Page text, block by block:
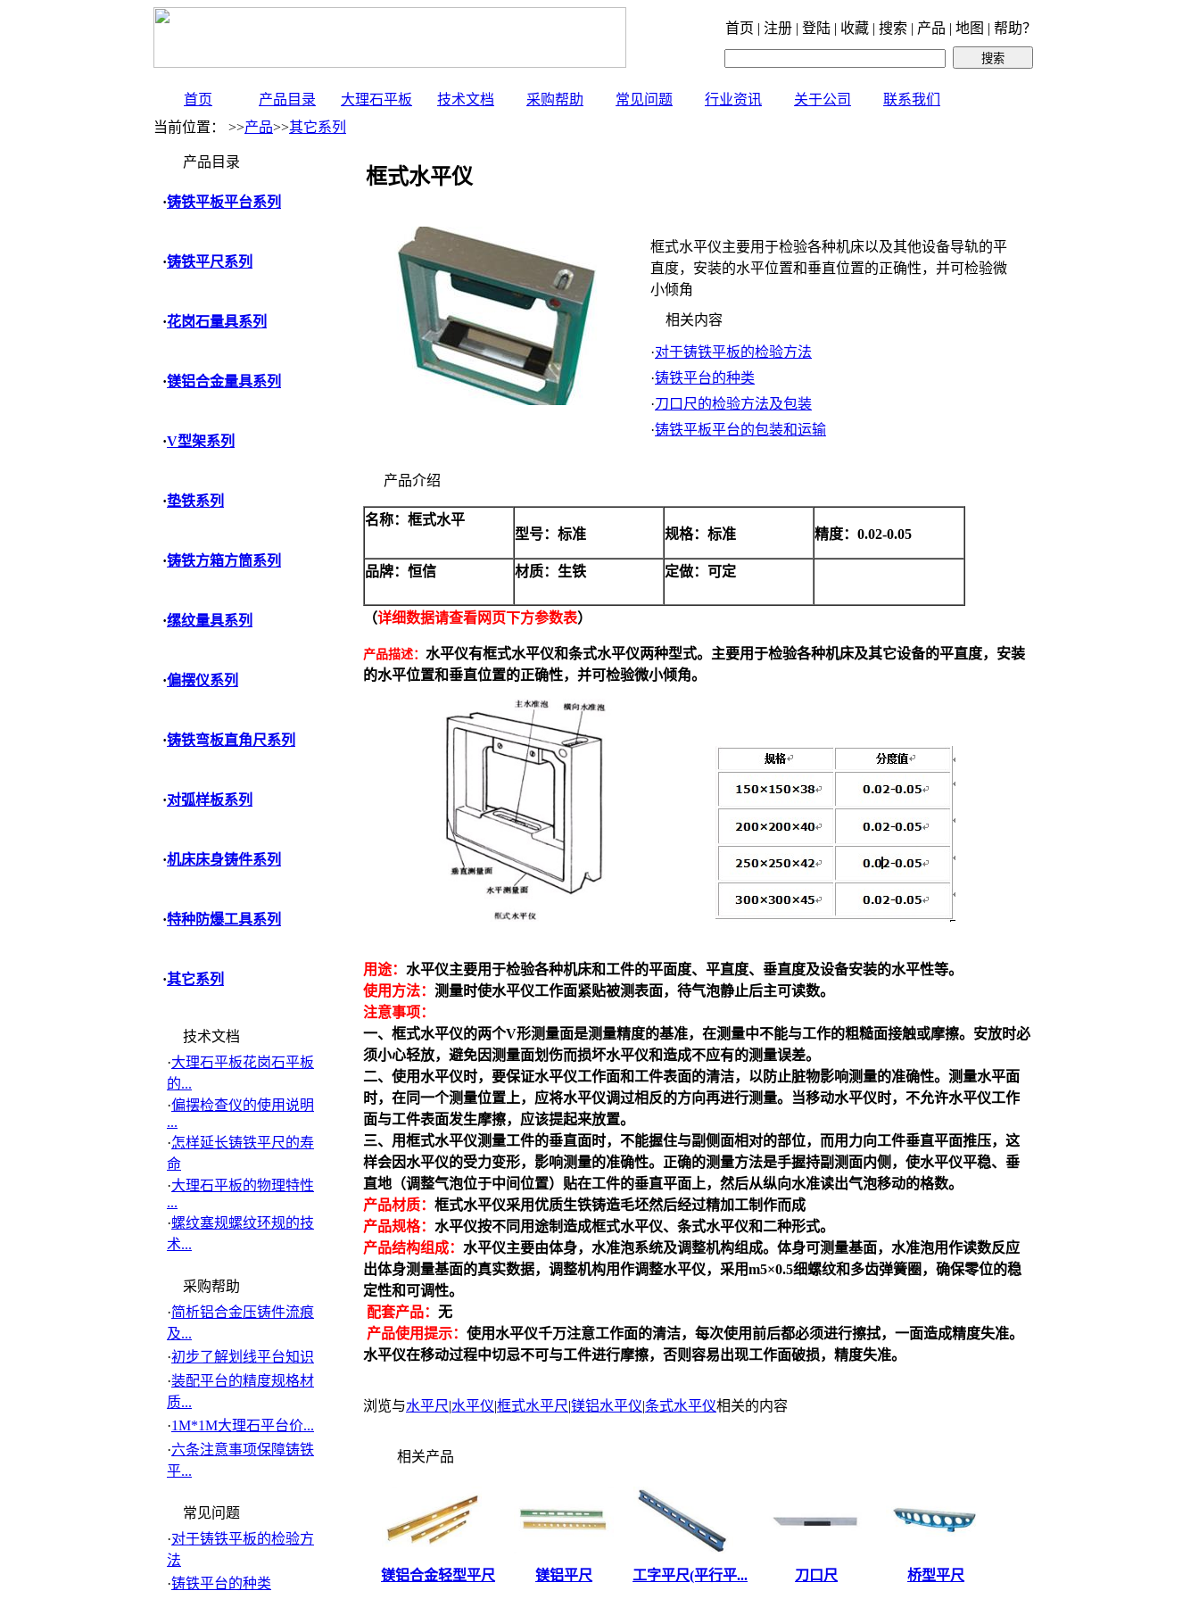
首页 | 注册 | 登陆 | 收藏 | 搜索 | 产品 | 地图 | 帮助？
首页 产品目录 大理石平板 技术文档 采购帮助 常见问题 行业资讯 关于公司
联系我们
当前位置： >>产品>>其它系列
产品目录
·铸铁平板平台系列
·铸铁平尺系列
·花岗石量具系列
·镁铝合金量具系列
·V型架系列
·垫铁系列
·铸铁方箱方筒系列
·缧纹量具系列
·偏摆仪系列
·铸铁弯板直角尺系列
·对弧样板系列
·机床床身铸件系列
·特种防爆工具系列
·其它系列
技术文档
·大理石平板花岗石平板
的...
·偏摆检查仪的使用说明
...
·怎样延长铸铁平尺的寿
命
·大理石平板的物理特性
...
·螺纹塞规螺纹环规的技
术...
采购帮助
·简析铝合金压铸件流痕
及...
·初步了解划线平台知识
·装配平台的精度规格材
质...
·1M*1M大理石平台价...
·六条注意事项保障铸铁
平...
常见问题
·对于铸铁平板的检验方
法
·铸铁平台的种类
框式水平仪
框式水平仪主要用于检验各种机床以及其他设备导轨的平
直度，安装的水平位置和垂直位置的正确性，并可检验微
小倾角
相关内容
·对于铸铁平板的检验方法
·铸铁平台的种类
·刀口尺的检验方法及包装
·铸铁平板平台的包装和运输
产品介绍
名称：框式水平
型号：标准
规格：标准 精度： 0.02-0.05
品牌：恒信 材质：生铁 定做：可定
（详细数据请查看网页下方参数表）
产品描述： 水平仪有框式水平仪和条式水平仪两种型式。主要用于检验各种机床及其它设备的平直度，安装
的水平位置和垂直位置的正确性，并可检验微小倾角。
用途： 水平仪主要用于检验各种机床和工件的平面度、平直度、垂直度及设备安装的水平性等。
使用方法： 测量时使水平仪工作面紧贴被测表面，待气泡静止后主可读数。
注意事项：
一、框式水平仪的两个V形测量面是测量精度的基准，在测量中不能与工作的粗糙面接触或摩擦。安放时必
须小心轻放，避免因测量面划伤而损坏水平仪和造成不应有的测量误差。
二、使用水平仪时，要保证水平仪工作面和工件表面的清洁，以防止脏物影响测量的准确性。测量水平面
时，在同一个测量位置上，应将水平仪调过相反的方向再进行测量。当移动水平仪时，不允许水平仪工作
面与工件表面发生摩擦，应该提起来放置。
三、用框式水平仪测量工件的垂直面时，不能握住与副侧面相对的部位，而用力向工件垂直平面推压，这
样会因水平仪的受力变形，影响测量的准确性。正确的测量方法是手握持副测面内侧，使水平仪平稳、垂
直地（调整气泡位于中间位置）贴在工件的垂直平面上，然后从纵向水准读出气泡移动的格数。
产品材质： 框式水平仪采用优质生铁铸造毛坯然后经过精加工制作而成
产品规格： 水平仪按不同用途制造成框式水平仪、条式水平仪和二种形式。
产品结构组成： 水平仪主要由体身，水准泡系统及调整机构组成。体身可测量基面，水准泡用作读数反应
出体身测量基面的真实数据，调整机构用作调整水平仪，采用m5×0.5细螺纹和多齿弹簧圈，确保零位的稳
定性和可调性。
配套产品： 无
产品使用提示： 使用水平仪千万注意工作面的清洁，每次使用前后都必须进行擦拭，一面造成精度失准。
水平仪在移动过程中切忌不可与工件进行摩擦，否则容易出现工作面破损，精度失准。
浏览与水平尺|水平仪|框式水平尺|镁铝水平仪|条式水平仪相关的内容
相关产品
镁铝合金轻型平尺 镁铝平尺 工字平尺(平行平... 刀口尺 桥型平尺